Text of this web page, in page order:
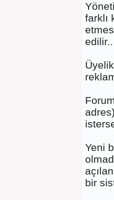
farklı
edilir..
Yeni
bir